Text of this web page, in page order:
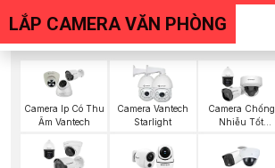
LẮP CAMERA VĂN PHÒNG
Camera Ip Có Thu
Âm Vantech
Camera Vantech
Starlight
Camera Chống
Nhiễu Tốt